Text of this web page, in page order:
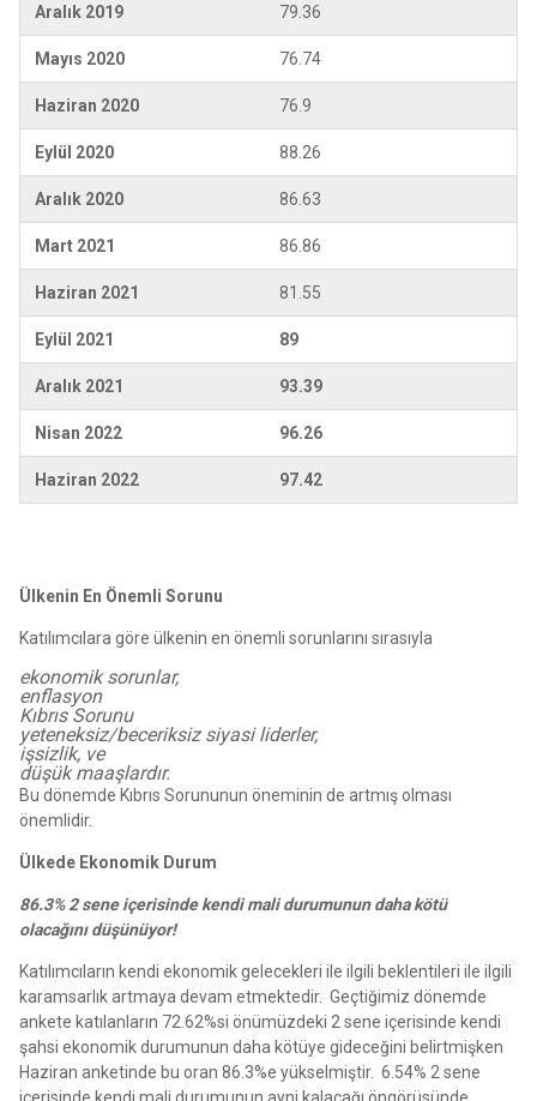
Aralık 2019 79.36
Mayıs 2020 76.74
Haziran 2020 76.9
Eylül 2020 88.26
Aralık 2020 86.63
Mart 2021 86.86
Haziran 2021 81.55
Eylül 2021 89
Aralık 2021 93.39
Nisan 2022 96.26
Haziran 2022 97.42
Ülkenin En Önemli Sorunu
Katılımcılara göre ülkenin en önemli sorunlarını sırasıyla
ekonomik sorunlar,
enflasyon
Kıbrıs Sorunu
yeteneksiz/beceriksiz siyasi liderler,
işsizlik, ve
düşük maaşlardır.
Bu dönemde Kıbrıs Sorununun öneminin de artmış olması
önemlidir.
Ülkede Ekonomik Durum
86.3% 2 sene içerisinde kendi mali durumunun daha kötü
olacağını düşünüyor!
Katılımcıların kendi ekonomik gelecekleri ile ilgili beklentileri ile ilgili
karamsarlık artmaya devam etmektedir. Geçtiğimiz dönemde
ankete katılanların 72.62%si önümüzdeki 2 sene içerisinde kendi
şahsi ekonomik durumunun daha kötüye gideceğini belirtmişken
Haziran anketinde bu oran 86.3%e yükselmiştir. 6.54% 2 sene